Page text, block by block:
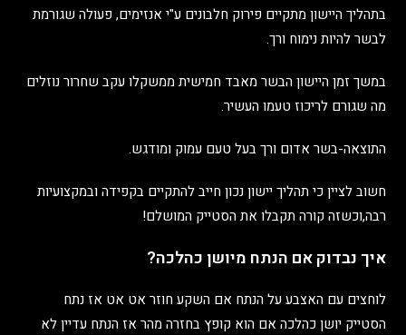
בתהליך היישון מתקיים פירוק חלבונים ע"י אנזימים, פעולה שגורמת
לבשר להיות נימוח ורך.
במשך זמן היישון הבשר מאבד חמישית ממשקלו עקב שחרור נוזלים
מה שגורם לריכוז טעמו העשיר.
התוצאה-בשר אדום ורך בעל טעם עמוק ומודגש.
חשוב לציין כי תהליך יישון נכון חייב להתקיים בקפידה ובמקצועיות
רבה,וכשזה קורה תקבלו את הסטייק המושלם!
איך נבדוק אם הנתח מיושן כהלכה?
לוחצים עם האצבע על הנתח אם השקע חוזר אט אט אז נתח
הסטייק יושן כהלכה אם הוא קופץ בחזרה מהר אז הנתח עדיין לא